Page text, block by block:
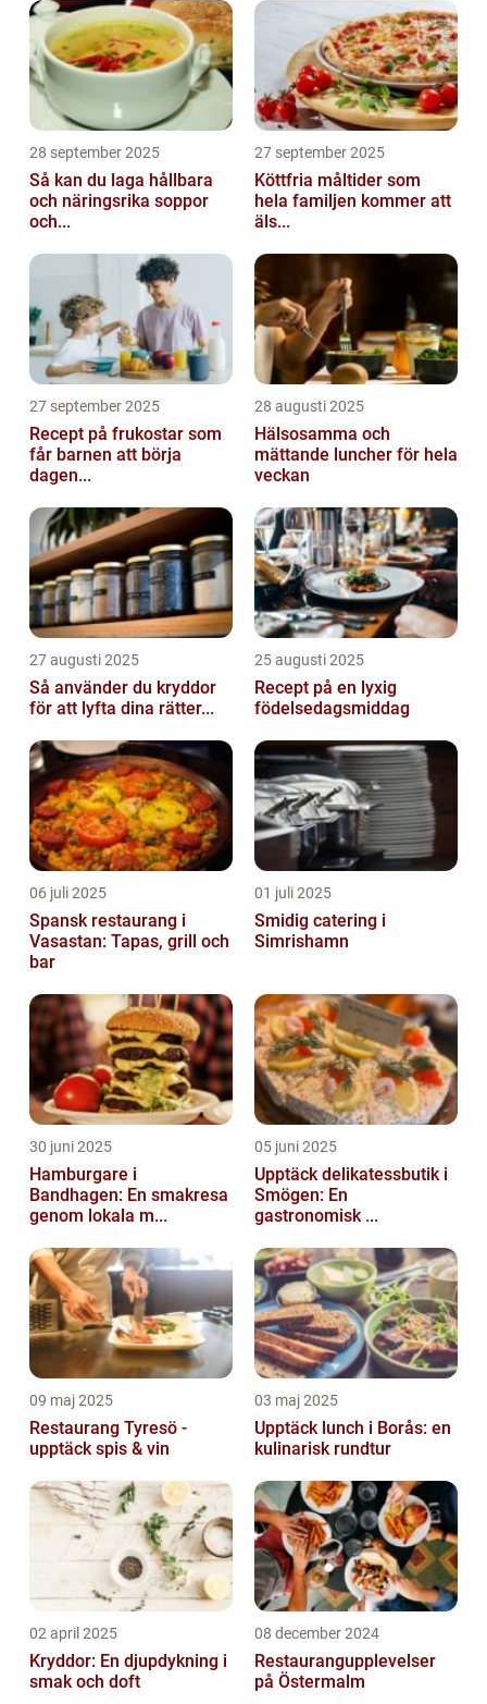
28 september 2025
Så kan du laga hållbara
och näringsrika soppor
och...
27 september 2025
Köttfria måltider som
hela familjen kommer att
äls...
27 september 2025
Recept på frukostar som
får barnen att börja
dagen...
28 augusti 2025
Hälsosamma och
mättande luncher för hela
veckan
27 augusti 2025
Så använder du kryddor
för att lyfta dina rätter...
25 augusti 2025
Recept på en lyxig
födelsedagsmiddag
06 juli 2025
Spansk restaurang i
Vasastan: Tapas, grill och
bar
01 juli 2025
Smidig catering i
Simrishamn
30 juni 2025
Hamburgare i
Bandhagen: En smakresa
genom lokala m...
05 juni 2025
Upptäck delikatessbutik i
Smögen: En
gastronomisk ...
09 maj 2025
Restaurang Tyresö -
upptäck spis & vin
03 maj 2025
Upptäck lunch i Borås: en
kulinarisk rundtur
02 april 2025
Kryddor: En djupdykning i
smak och doft
08 december 2024
Restaurangupplevelser
på Östermalm